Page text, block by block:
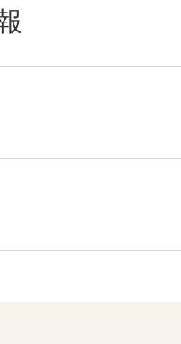
？とくだ先
ーズ
わかる社会
ーズ
用のポイン
のススメ
ラス
ながる ICT